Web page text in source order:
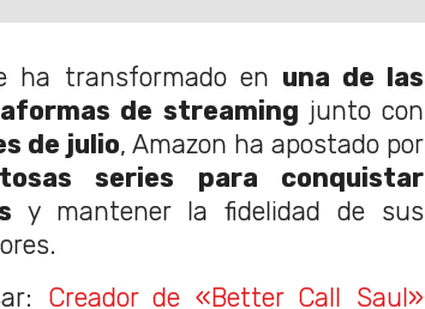
ha transformado en una de las
de streaming junto con
de julio, Amazon ha apostado por
series para conquistar
y mantener la fidelidad de sus
Creador de «Better Call Saul»